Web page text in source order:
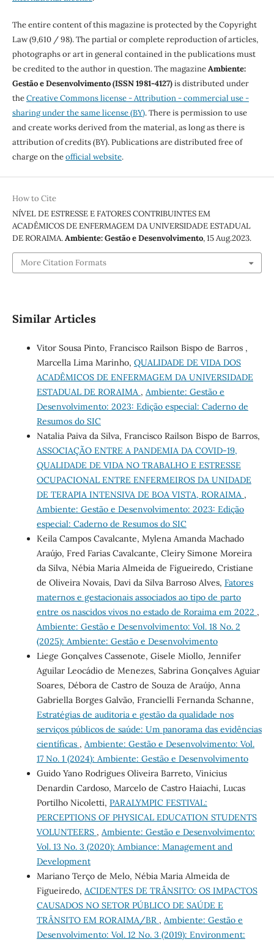
The entire content of this magazine is protected by the Copyright
Law (9,610 / 98). The partial or complete reproduction of articles,
photographs or art in general contained in the publications must
be credited to the author in question. The magazineAmbiente:
Gestão e Desenvolvimento (ISSN 1981-4127)is distributed under
theCreative Commons license - Attribution - commercial use -
sharing under the same license (BY). There is permission to use
and create works derived from the material, as long as there is
attribution of credits (BY). Publications are distributed free of
charge on theofficial website.
How to Cite
NÍVEL DE ESTRESSE E FATORES CONTRIBUINTES EM
ACADÊMICOS DE ENFERMAGEM DA UNIVERSIDADE ESTADUAL
DE RORAIMA.Ambiente: Gestão e Desenvolvimento, 15 Aug.2023.
More Citation Formats
Similar Articles
Vitor Sousa Pinto, Francisco Railson Bispo de Barros ,
Marcella Lima Marinho, QUALIDADE DE VIDA DOS
ACADÊMICOS DE ENFERMAGEM DA UNIVERSIDADE
ESTADUAL DE RORAIMA , Ambiente: Gestão e
Desenvolvimento: 2023: Edição especial: Caderno de
Resumos do SIC
Natalia Paiva da Silva, Francisco Railson Bispo de Barros,
ASSOCIAÇÃO ENTRE A PANDEMIA DA COVID-19,
QUALIDADE DE VIDA NO TRABALHO E ESTRESSE
OCUPACIONAL ENTRE ENFERMEIROS DA UNIDADE
DE TERAPIA INTENSIVA DE BOA VISTA, RORAIMA ,
Ambiente: Gestão e Desenvolvimento: 2023: Edição
especial: Caderno de Resumos do SIC
Keila Campos Cavalcante, Mylena Amanda Machado
Araújo, Fred Farias Cavalcante, Cleiry Simone Moreira
da Silva, Nébia Maria Almeida de Figueiredo, Cristiane
de Oliveira Novais, Davi da Silva Barroso Alves, Fatores
maternos e gestacionais associados ao tipo de parto
entre os nascidos vivos no estado de Roraima em 2022 ,
Ambiente: Gestão e Desenvolvimento: Vol. 18 No. 2
(2025): Ambiente: Gestão e Desenvolvimento
Liege Gonçalves Cassenote, Gisele Miollo, Jennifer
Aguilar Leocádio de Menezes, Sabrina Gonçalves Aguiar
Soares, Débora de Castro de Souza de Araújo, Anna
Gabriella Borges Galvão, Francielli Fernanda Schanne,
Estratégias de auditoria e gestão da qualidade nos
serviços públicos de saúde: Um panorama das evidências
científicas , Ambiente: Gestão e Desenvolvimento: Vol.
17 No. 1 (2024): Ambiente: Gestão e Desenvolvimento
Guido Yano Rodrigues Oliveira Barreto, Vinicius
Denardin Cardoso, Marcelo de Castro Haiachi, Lucas
Portilho Nicoletti, PARALYMPIC FESTIVAL:
PERCEPTIONS OF PHYSICAL EDUCATION STUDENTS
VOLUNTEERS , Ambiente: Gestão e Desenvolvimento:
Vol. 13 No. 3 (2020): Ambiance: Management and
Development
Mariano Terço de Melo, Nébia Maria Almeida de
Figueiredo, ACIDENTES DE TRÂNSITO: OS IMPACTOS
CAUSADOS NO SETOR PÚBLICO DE SAÚDE E
TRÂNSITO EM RORAIMA/BR , Ambiente: Gestão e
Desenvolvimento: Vol. 12 No. 3 (2019): Environment: